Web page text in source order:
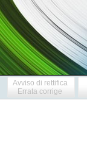
Avviso di rettifica
Errata corrige